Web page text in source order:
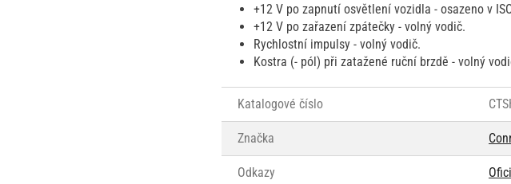
+12 V po zapnutí osvětlení vozidla - osazeno v
+12 V po zařazení zpátečky - volný vodič.
Rychlostní impulsy - volný vodič.
Kostra (- pól) při zatažené ruční brzdě - volný
Katalogové číslo
Značka
Odkazy